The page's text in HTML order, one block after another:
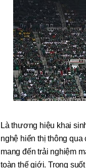
Là thương hiệu khai
nghệ hiển thị thông
mang đến trải nghiệm
toàn thế giới. Trong